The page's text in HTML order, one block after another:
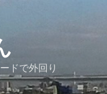
ドで外回り